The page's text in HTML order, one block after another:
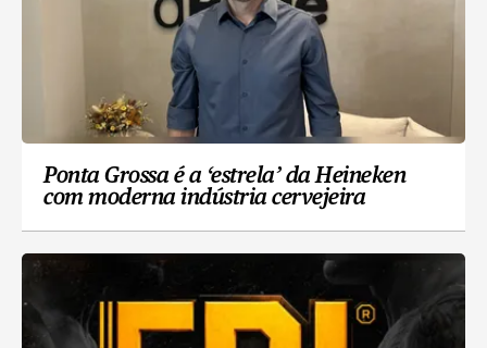
Ponta Grossa é a ‘estrela’ da Heineken
com moderna indústria cervejeira